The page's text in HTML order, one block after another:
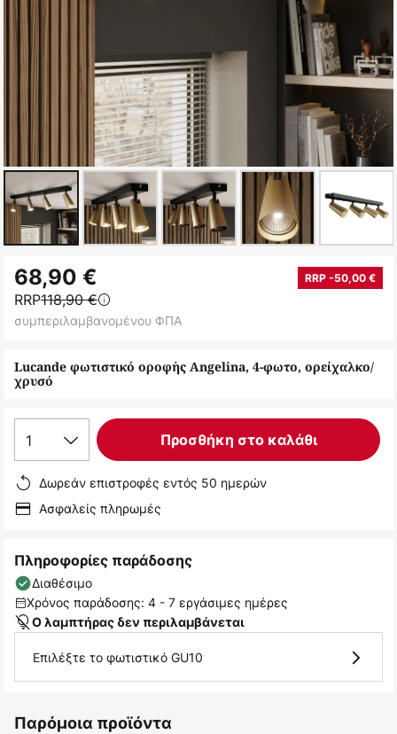
στην
αρχή
της
εικόνων
Lucande φωτιστικό οροφής Angelina, 4-φωτο, ορείχαλκο/
χρυσό
68,90 € RRP -50,00 €
RRP118,90 €
συμπεριλαμβανομένου ΦΠΑ
1 Προσθήκη στο καλάθι
Δωρεάν επιστροφές εντός 50 ημερών
Ασφαλείς πληρωμές
Πληροφορίες παράδοσης
Διαθέσιμο
Χρόνος παράδοσης: 4 - 7 εργάσιμες ημέρες
Ο λαμπτήρας δεν περιλαμβάνεται
Επιλέξτε το φωτιστικό GU10
Παρόμοια προϊόντα